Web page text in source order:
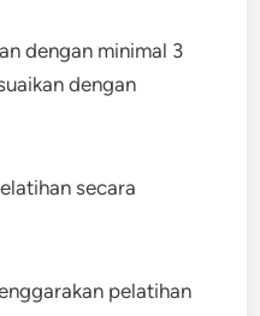
dengan minimal 3
dengan
secara
pelatihan